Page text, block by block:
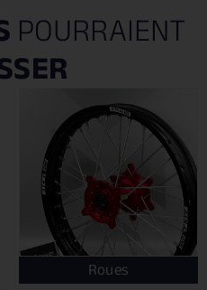
POURRAIENT
Roues